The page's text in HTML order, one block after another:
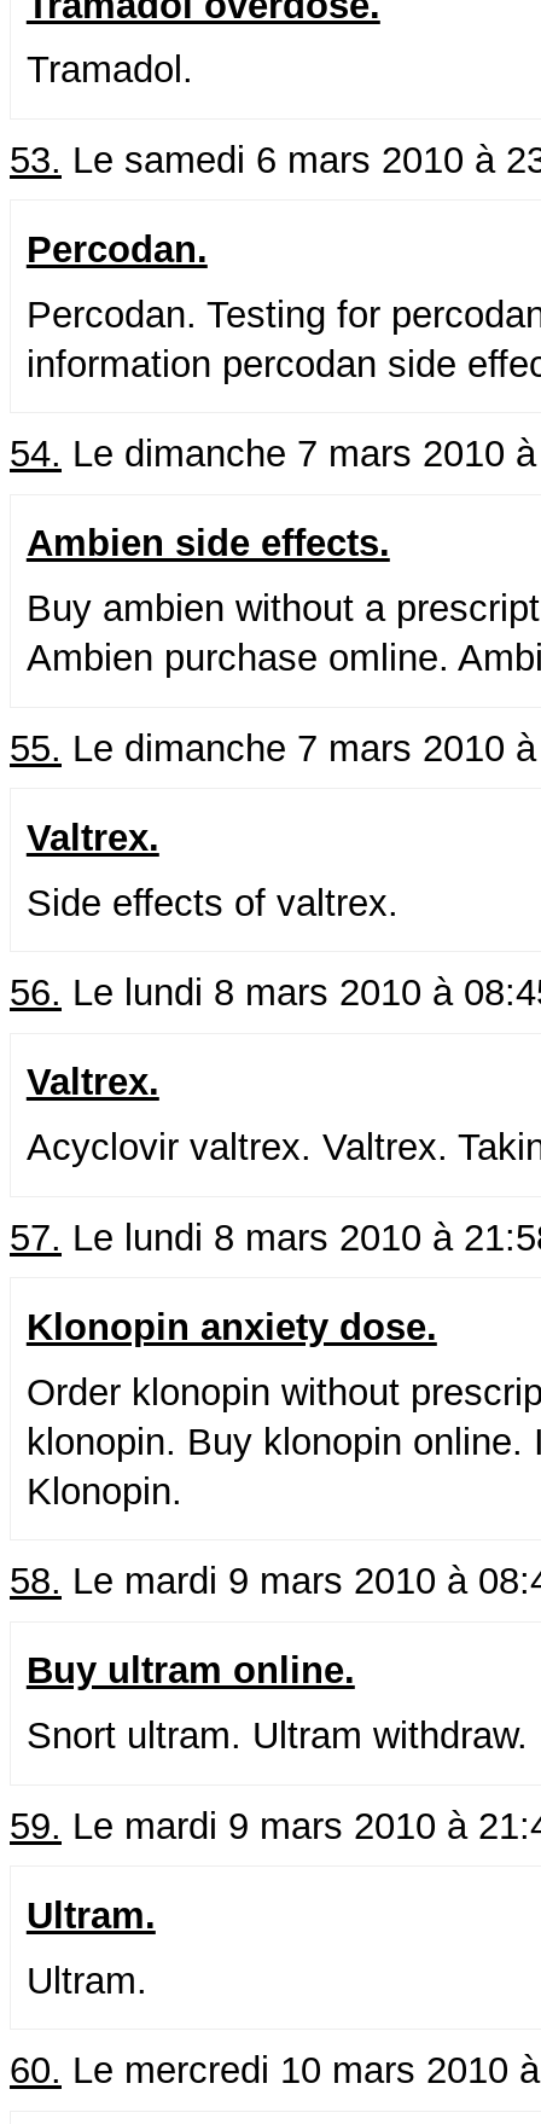
Tramadol.
53. Le samedi 6 mars 2010 à
Percodan.
Percodan. Testing for
information percodan side
54. Le dimanche 7 mars 2010
Ambien side effects.
Buy ambien without a
Ambien purchase omline.
55. Le dimanche 7 mars 2010
Valtrex.
Side effects of valtrex.
56. Le lundi 8 mars 2010 à
Valtrex.
Acyclovir valtrex. Valtrex.
57. Le lundi 8 mars 2010 à
Klonopin anxiety dose.
Order klonopin without
klonopin. Buy klonopin
Klonopin.
58. Le mardi 9 mars 2010 à
Buy ultram online.
Snort ultram. Ultram withdraw.
59. Le mardi 9 mars 2010 à
Ultram.
Ultram.
60. Le mercredi 10 mars 2010